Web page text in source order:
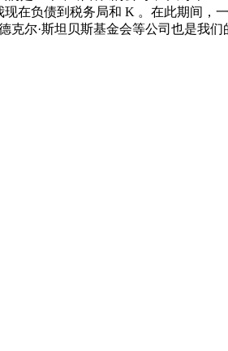
现在负债到税务局和 K 。在此期间，
克尔·斯坦贝斯基金会等公司也是我们